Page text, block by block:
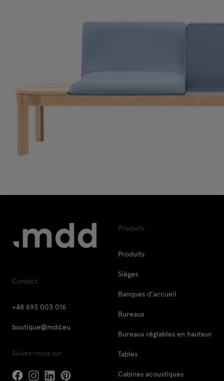
Contact
+48 693 003 016
boutique@mdd.eu
Suivez-nous sur
Produits
Produits
Sièges
Banques d’accueil
Bureaux
Bureaux réglables en hauteur
Tables
Cabines acoustiques